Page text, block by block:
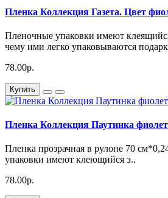
Пленка Коллекция Газета. Цвет
Пленочные упаковки имеют
чему ими легко упаковываются
78.00р.
Купить
Пленка Коллекция Паутинка
Пленка прозрачная в рулоне 70
упаковки имеют клеющийся э..
78.00р.